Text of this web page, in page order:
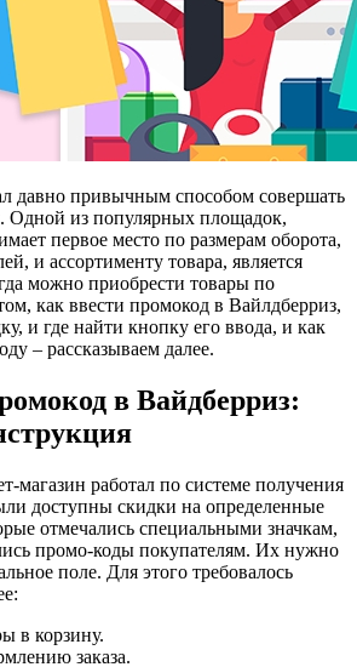
давно привычным способом совершать
Одной из популярных площадок,
первое место по размерам оборота,
и ассортименту товара, является
можно приобрести товары по
как ввести промокод в Вайлдберриз,
и где найти кнопку его ввода, и как
– рассказываем далее.
в Вайдберриз:
магазин работал по системе получения
доступны скидки на определенные
отмечались специальными значкам,
промо-коды покупателям. Их нужно
поле. Для этого требовалось
в корзину.
заказа.